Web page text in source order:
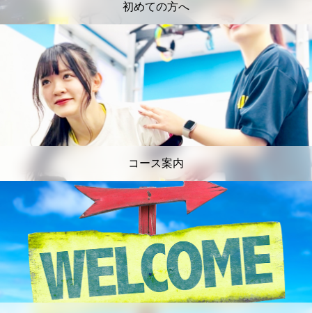
初めての方へ
コース案内